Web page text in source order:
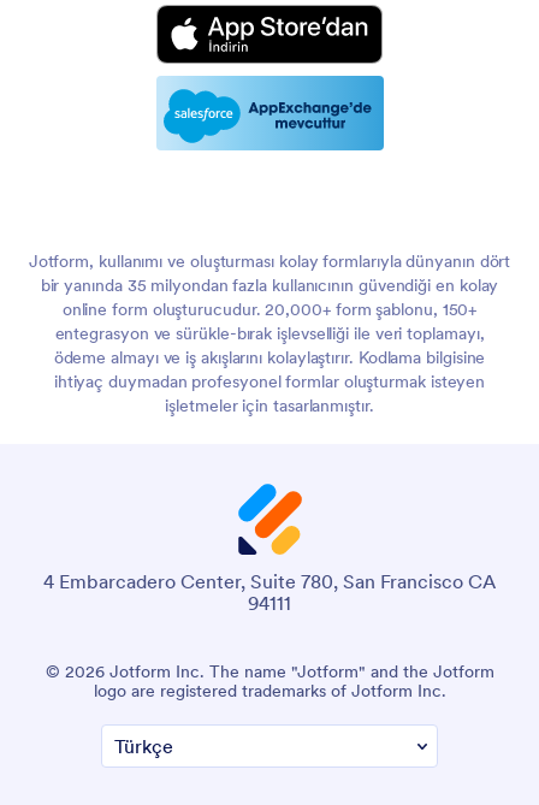
Jotform, kullanımı ve oluşturması kolay formlarıyla dünyanın dört
bir yanında 35 milyondan fazla kullanıcının güvendiği en kolay
online form oluşturucudur. 20,000+ form şablonu, 150+
entegrasyon ve sürükle-bırak işlevselliği ile veri toplamayı,
ödeme almayı ve iş akışlarını kolaylaştırır. Kodlama bilgisine
ihtiyaç duymadan profesyonel formlar oluşturmak isteyen
işletmeler için tasarlanmıştır.
4 Embarcadero Center, Suite 780, San Francisco CA
94111
© 2026 Jotform Inc. The name "Jotform" and the Jotform
logo are registered trademarks of Jotform Inc.